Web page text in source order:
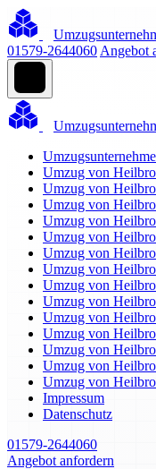
01579-2644060 Angebot
Umzug von
Umzug von
Umzug von
Umzug von
Umzug von
Umzug von
Umzug von
Umzug von
Umzug von
Umzug von
Umzug von
Umzug von
Umzug von
Umzug von
Impressum
Datenschutz
01579-2644060
Angebot anfordern